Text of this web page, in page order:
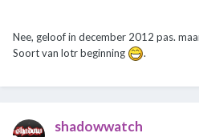
Nee, geloof in december 2012 pas.
Soort van lotr beginning
.
shadowwatch